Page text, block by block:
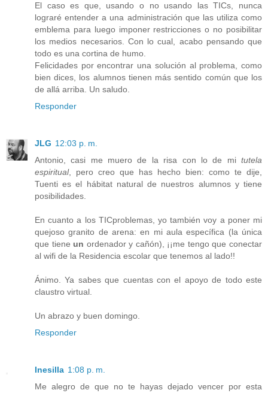
El caso es que, usando o no usando las TICs, nunca
lograré entender a una administración que las utiliza como
emblema para luego imponer restricciones o no posibilitar
los medios necesarios. Con lo cual, acabo pensando que
todo es una cortina de humo.
Felicidades por encontrar una solución al problema, como
bien dices, los alumnos tienen más sentido común que los
de allá arriba. Un saludo.
Responder
JLG 12:03 p. m.
Antonio, casi me muero de la risa con lo de mi tutela
espiritual, pero creo que has hecho bien: como te dije,
Tuenti es el hábitat natural de nuestros alumnos y tiene
posibilidades.
En cuanto a los TICproblemas, yo también voy a poner mi
quejoso granito de arena: en mi aula específica (la única
que tiene un ordenador y cañón), ¡¡me tengo que conectar
al wifi de la Residencia escolar que tenemos al lado!!
Ánimo. Ya sabes que cuentas con el apoyo de todo este
claustro virtual.
Un abrazo y buen domingo.
Responder
Inesilla 1:08 p. m.
Me alegro de que no te hayas dejado vencer por esta